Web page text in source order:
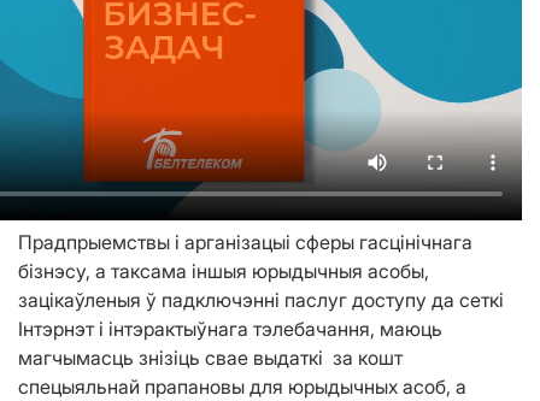
Прадпрыемствы і арганізацыі сферы гасцінічнага
бізнэсу, а таксама іншыя юрыдычныя асобы,
зацікаўленыя ў падключэнні паслуг доступу да сеткі
Інтэрнэт і інтэрактыўнага тэлебачання, маюць
магчымасць знізіць свае выдаткі за кошт
спецыяльнай прапановы для юрыдычных асоб, а